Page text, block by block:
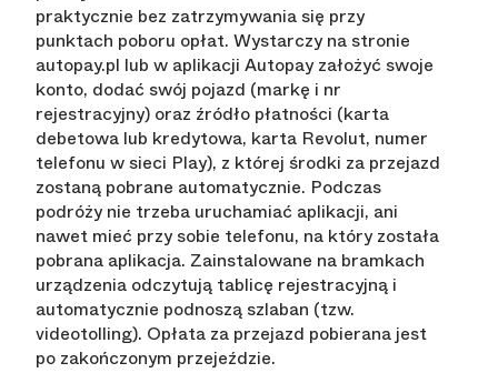
praktycznie bez zatrzymywania się przy
punktach poboru opłat. Wystarczy na stronie
autopay.pl lub w aplikacji Autopay założyć swoje
konto, dodać swój pojazd (markę i nr
rejestracyjny) oraz źródło płatności (karta
debetowa lub kredytowa, karta Revolut, numer
telefonu w sieci Play), z której środki za przejazd
zostaną pobrane automatycznie. Podczas
podróży nie trzeba uruchamiać aplikacji, ani
nawet mieć przy sobie telefonu, na który została
pobrana aplikacja. Zainstalowane na bramkach
urządzenia odczytują tablicę rejestracyjną i
automatycznie podnoszą szlaban (tzw.
videotolling). Opłata za przejazd pobierana jest
po zakończonym przejeździe.